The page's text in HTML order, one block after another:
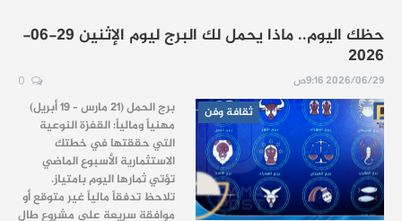
حظك اليوم.. ماذا يحمل لك البرج ليوم الإثنين 29-06-
2026
2026/06/29 9:16ص
ثقافة وفن
برج الحمل (21 مارس – 19 أبريل)
مهنياً ومالياً: القفزة النوعية
التي حققتها في خطتك
الاستثمارية الأسبوع الماضي
تؤتي ثمارها اليوم بامتياز.
تلاحظ تدفقاً مالياً غير متوقع أو
موافقة سريعة على مشروع طال